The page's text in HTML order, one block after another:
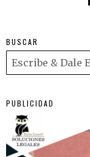
BUSCAR
PUBLICIDAD